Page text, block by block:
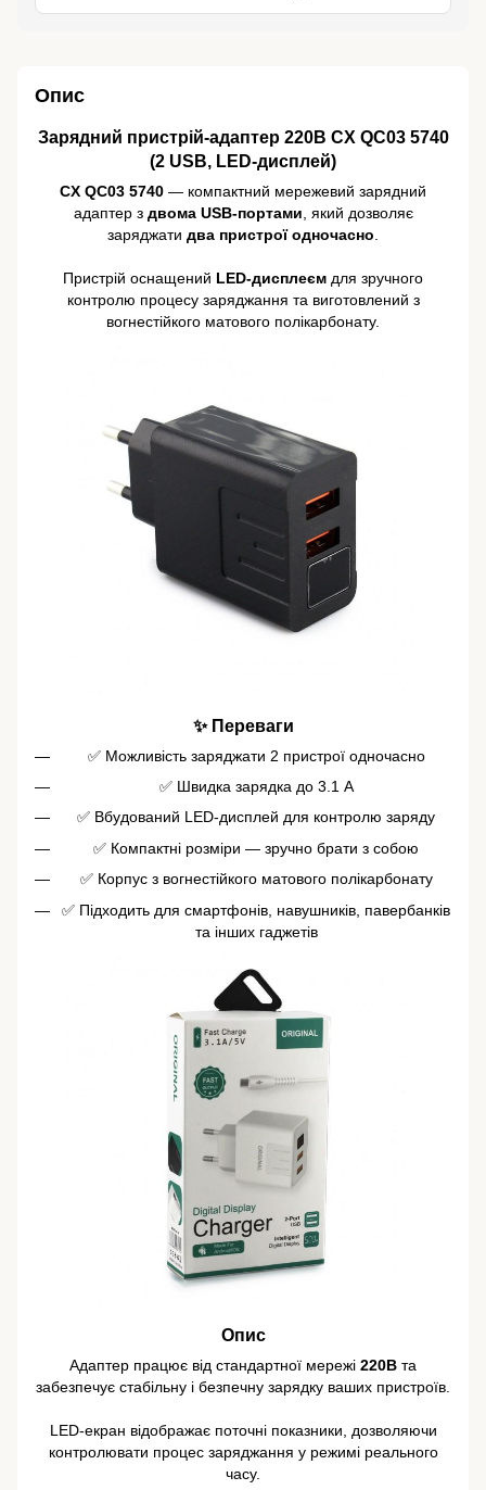
Опис
Зарядний пристрій-адаптер 220В CX QC03 5740
(2 USB, LED-дисплей)
CX QC03 5740 — компактний мережевий зарядний
адаптер з двома USB-портами , який дозволяє
заряджати два пристрої одночасно
Пристрій оснащений LED-дисплеєм для зручного
контролю процесу заряджання та виготовлений з
вогнестійкого матового полікарбонату.
✨ Переваги
✅ Можливість заряджати 2 пристрої одночасно
✅ Швидка зарядка до 3.1 А
✅ Вбудований LED-дисплей для контролю заряду
✅ Компактні розміри — зручно брати з собою
✅ Корпус з вогнестійкого матового полікарбонату
✅ Підходить для смартфонів, навушників, павербанків
та інших гаджетів
Опис
Адаптер працює від стандартної мережі 220В та
забезпечує стабільну і безпечну зарядку ваших пристроїв.
LED-екран відображає поточні показники, дозволяючи
контролювати процес заряджання у режимі реального
часу.